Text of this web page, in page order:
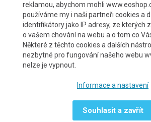
Možnosti dopravy
reklamou, abychom mohli
používáme my i naši partneři cookies a
identifikátory jako IP adresy, ze kterých
o vašem chování na webu a o tom co
Některé z těchto cookies a dalších
nezbytné pro fungování našeho webu
nelze je vypnout.
Informace a nastavení
Souhlasit a zavřít